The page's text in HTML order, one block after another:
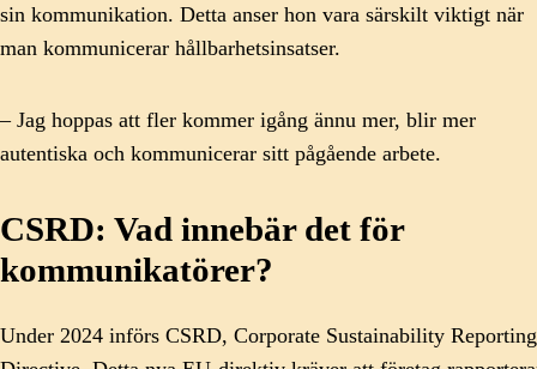
sin kommunikation. Detta anser hon vara särskilt viktigt när
man kommunicerar hållbarhetsinsatser.
– Jag hoppas att fler kommer igång ännu mer, blir mer
autentiska och kommunicerar sitt pågående arbete.
CSRD: Vad innebär det för
kommunikatörer?
Under 2024 införs CSRD, Corporate Sustainability Reporting